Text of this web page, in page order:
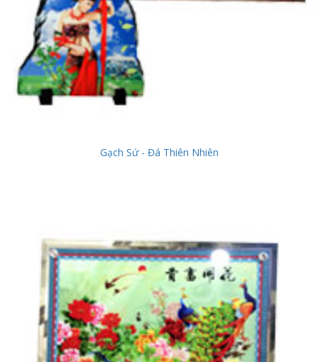
Gạch Sứ - Đá Thiên Nhiên